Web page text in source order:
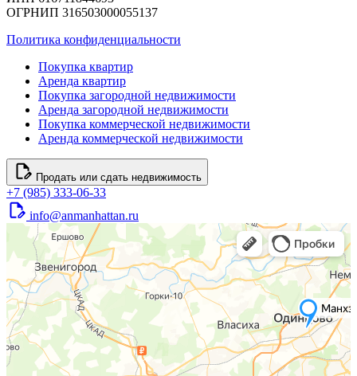
ОГРНИП 316503000055137
Политика конфиденциальности
Покупка квартир
Аренда квартир
Покупка загородной недвижимости
Аренда загородной недвижимости
Покупка коммерческой недвижимости
Аренда коммерческой недвижимости
Продать или сдать недвижимость
+7 (985) 333-06-33
info@anmanhattan.ru